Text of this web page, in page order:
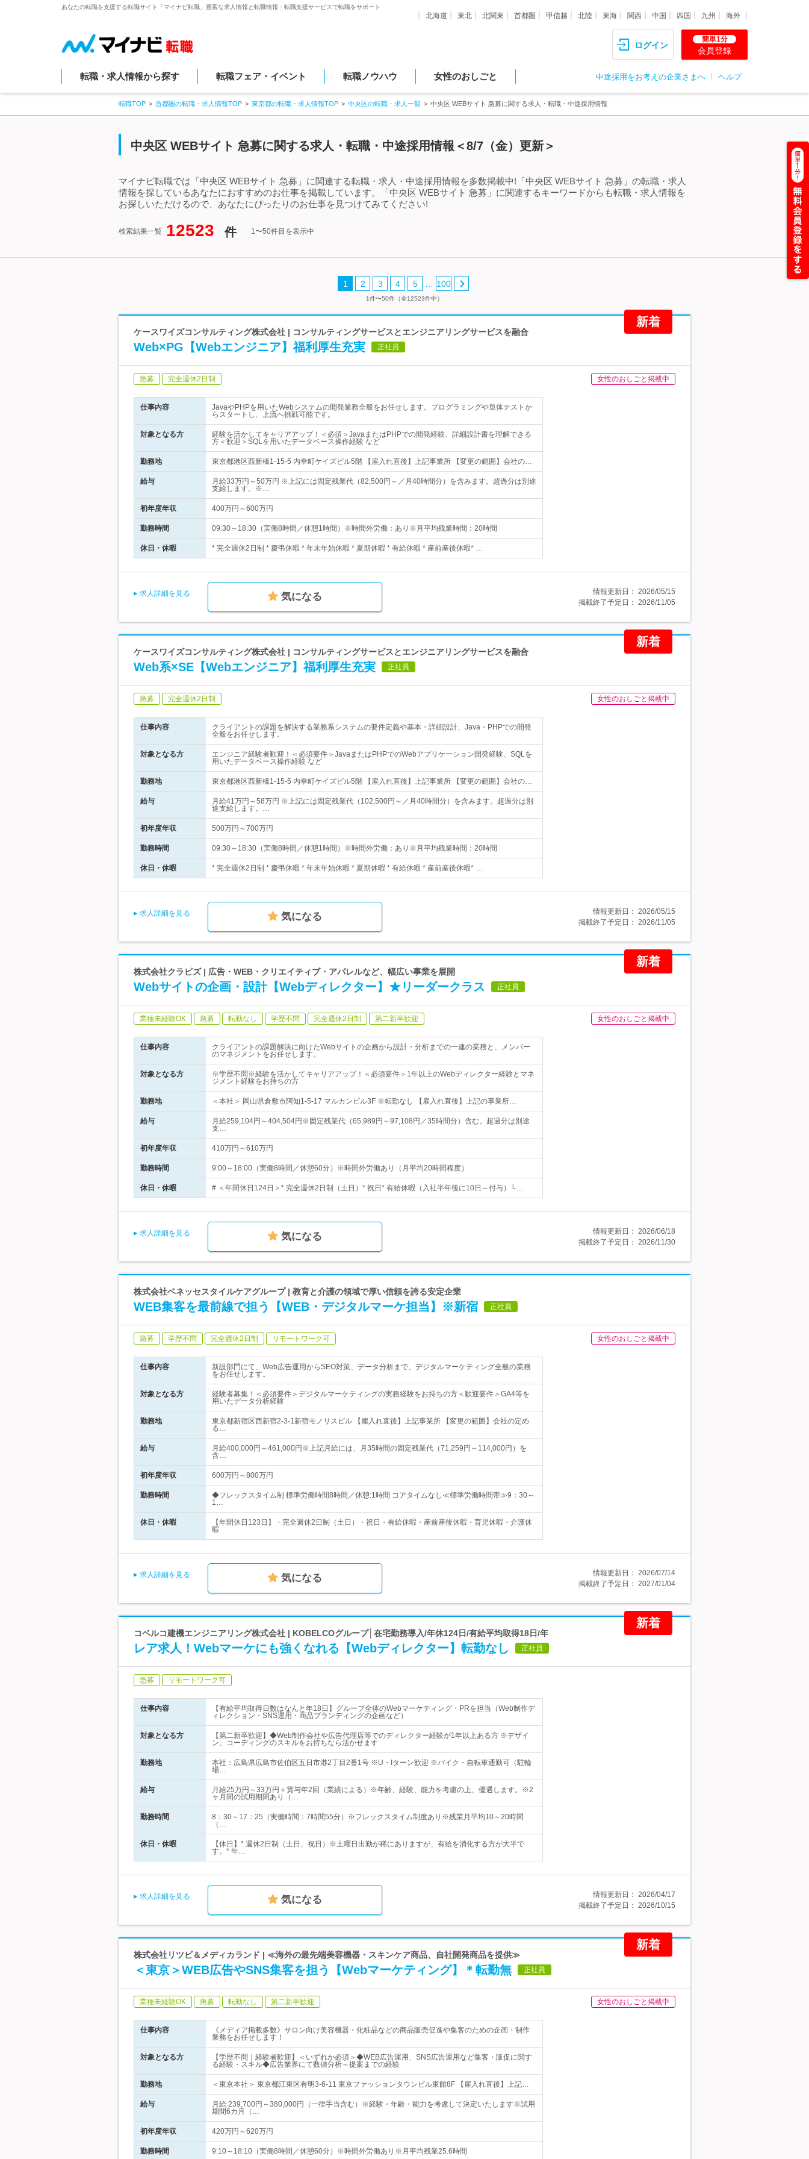
あなたの転職を支援する転職サイト「マイナビ転職」豊富な求人情報と転職情報・転職支援サービスで転職をサポート
北海道 東北 北関東 首都圏 甲信越 北陸 東海 関西 中国 四国 九州 海外
ログイン
簡単1分
会員登録
転職・求人情報から探す 転職フェア・イベント 転職ノウハウ 女性のおしごと 中途採用をお考えの企業さまへ ヘルプ
転職TOP 首都圏の転職・求人情報TOP 東京都の転職・求人情報TOP 中央区の転職・求人一覧 中央区 WEBサイト 急募に関する求人・転職・中途採用情報
中央区 WEBサイト 急募に関する求人・転職・中途採用情報＜8/7（金）更新＞
マイナビ転職では「中央区 WEBサイト 急募」に関連する転職・求人・中途採用情報を多数掲載中!「中央区 WEBサイト 急募」の転職・求人
情報を探しているあなたにおすすめのお仕事を掲載しています。「中央区 WEBサイト 急募」に関連するキーワードからも転職・求人情報を
お探しいただけるので、あなたにぴったりのお仕事を見つけてみてください!
検索結果一覧 12523 件 1〜50件目を表示中
1 2 3 4 5 100
1件〜50件（全12523件中）
新着
ケースワイズコンサルティング株式会社 | コンサルティングサービスとエンジニアリングサービスを融合
Web×PG【Webエンジニア】福利厚生充実 正社員
急募 完全週休2日制 女性のおしごと掲載中
仕事内容
JavaやPHPを用いたWebシステムの開発業務全般をお任せします。プログラミングや単体テストか
らスタートし、上流へ挑戦可能です。
対象となる方
経験を活かしてキャリアアップ！＜必須＞JavaまたはPHPでの開発経験、詳細設計書を理解できる
方＜歓迎＞SQLを用いたデータベース操作経験 など
勤務地 東京都港区西新橋1-15-5 内幸町ケイズビル5階 【雇入れ直後】上記事業所 【変更の範囲】会社の…
給与
月給33万円～50万円 ※上記には固定残業代（82,500円～／月40時間分）を含みます。超過分は別途
支給します。※…
初年度年収 400万円～600万円
勤務時間 09:30～18:30（実働8時間／休憩1時間）※時間外労働：あり※月平均残業時間：20時間
休日・休暇 * 完全週休2日制 * 慶弔休暇 * 年末年始休暇 * 夏期休暇 * 有給休暇 * 産前産後休暇* …
求人詳細を見る 気になる 情報更新日： 2026/05/15
掲載終了予定日： 2026/11/05
新着
ケースワイズコンサルティング株式会社 | コンサルティングサービスとエンジニアリングサービスを融合
Web系×SE【Webエンジニア】福利厚生充実 正社員
急募 完全週休2日制 女性のおしごと掲載中
仕事内容
クライアントの課題を解決する業務系システムの要件定義や基本・詳細設計、Java・PHPでの開発
全般をお任せします。
対象となる方
エンジニア経験者歓迎！＜必須要件＞JavaまたはPHPでのWebアプリケーション開発経験、SQLを
用いたデータベース操作経験 など
勤務地 東京都港区西新橋1-15-5 内幸町ケイズビル5階 【雇入れ直後】上記事業所 【変更の範囲】会社の…
給与
月給41万円～58万円 ※上記には固定残業代（102,500円～／月40時間分）を含みます。超過分は別
途支給します。…
初年度年収 500万円～700万円
勤務時間 09:30～18:30（実働8時間／休憩1時間）※時間外労働：あり※月平均残業時間：20時間
休日・休暇 * 完全週休2日制 * 慶弔休暇 * 年末年始休暇 * 夏期休暇 * 有給休暇 * 産前産後休暇* …
求人詳細を見る 気になる 情報更新日： 2026/05/15
掲載終了予定日： 2026/11/05
新着
株式会社クラビズ | 広告・WEB・クリエイティブ・アパレルなど、幅広い事業を展開
Webサイトの企画・設計【Webディレクター】★リーダークラス 正社員
業種未経験OK 急募 転勤なし 学歴不問 完全週休2日制 第二新卒歓迎 女性のおしごと掲載中
仕事内容
クライアントの課題解決に向けたWebサイトの企画から設計・分析までの一連の業務と、メンバー
のマネジメントをお任せします。
対象となる方
※学歴不問※経験を活かしてキャリアアップ！＜必須要件＞1年以上のWebディレクター経験とマネ
ジメント経験をお持ちの方
勤務地 ＜本社＞ 岡山県倉敷市阿知1-5-17 マルカンビル3F ※転勤なし 【雇入れ直後】上記の事業所…
給与
月給259,104円～404,504円※固定残業代（65,989円～97,108円／35時間分）含む。超過分は別途
支…
初年度年収 410万円～610万円
勤務時間 9:00～18:00（実働8時間／休憩60分）※時間外労働あり（月平均20時間程度）
休日・休暇 # ＜年間休日124日＞* 完全週休2日制（土日）* 祝日* 有給休暇（入社半年後に10日～付与）└…
求人詳細を見る 気になる 情報更新日： 2026/06/18
掲載終了予定日： 2026/11/30
株式会社ベネッセスタイルケアグループ | 教育と介護の領域で厚い信頼を誇る安定企業
WEB集客を最前線で担う【WEB・デジタルマーケ担当】※新宿 正社員
急募 学歴不問 完全週休2日制 リモートワーク可 女性のおしごと掲載中
仕事内容
新設部門にて、Web広告運用からSEO対策、データ分析まで、デジタルマーケティング全般の業務
をお任せします。
対象となる方
経験者募集！＜必須要件＞デジタルマーケティングの実務経験をお持ちの方＜歓迎要件＞GA4等を
用いたデータ分析経験
勤務地
東京都新宿区西新宿2-3-1新宿モノリスビル 【雇入れ直後】上記事業所 【変更の範囲】会社の定め
る…
給与
月給400,000円～461,000円※上記月給には、月35時間の固定残業代（71,259円～114,000円）を
含…
初年度年収 600万円～800万円
勤務時間
◆フレックスタイム制 標準労働時間8時間／休憩:1時間 コアタイムなし≪標準労働時間帯≫9：30～
1…
休日・休暇
【年間休日123日】・完全週休2日制（土日）・祝日・有給休暇・産前産後休暇・育児休暇・介護休
暇
求人詳細を見る 気になる 情報更新日： 2026/07/14
掲載終了予定日： 2027/01/04
新着
コベルコ建機エンジニアリング株式会社 | KOBELCOグループ│在宅勤務導入/年休124日/有給平均取得18日/年
レア求人！Webマーケにも強くなれる【Webディレクター】転勤なし 正社員
急募 リモートワーク可
仕事内容
【有給平均取得日数はなんと年18日】グループ全体のWebマーケティング・PRを担当（Web制作デ
ィレクション・SNS運用・商品ブランディングの企画など）
対象となる方
【第二新卒歓迎】◆Web制作会社や広告代理店等でのディレクター経験が1年以上ある方 ※デザイ
ン、コーディングのスキルをお持ちなら活かせます
勤務地
本社：広島県広島市佐伯区五日市港2丁目2番1号 ※U・Iターン歓迎 ※バイク・自転車通勤可（駐輪
場…
給与
月給25万円～33万円＋賞与年2回（業績による）※年齢、経験、能力を考慮の上、優遇します。※2
ヶ月間の試用期間あり（…
勤務時間
8：30～17：25（実働時間：7時間55分）※フレックスタイム制度あり※残業月平均10～20時間
（…
休日・休暇
【休日】* 週休2日制（土日、祝日）※土曜日出勤が稀にありますが、有給を消化する方が大半で
す。* 年…
求人詳細を見る 気になる 情報更新日： 2026/04/17
掲載終了予定日： 2026/10/15
新着
株式会社リツビ＆メディカランド | ≪海外の最先端美容機器・スキンケア商品、自社開発商品を提供≫
＜東京＞WEB広告やSNS集客を担う【Webマーケティング】＊転勤無 正社員
業種未経験OK 急募 転勤なし 第二新卒歓迎 女性のおしごと掲載中
仕事内容
《メディア掲載多数》サロン向け美容機器・化粧品などの商品販売促進や集客のための企画・制作
業務をお任せします！
対象となる方
【学歴不問｜経験者歓迎】＜いずれか必須＞◆WEB広告運用、SNS広告運用など集客・販促に関す
る経験・スキル◆広告業界にて数値分析～提案までの経験
勤務地 ＜東京本社＞ 東京都江東区有明3-6-11 東京ファッションタウンビル東館8F 【雇入れ直後】上記…
給与
月給 239,700円～380,000円（一律手当含む）※経験・年齢・能力を考慮して決定いたします※試用
期間6カ月（…
初年度年収 420万円～620万円
勤務時間 9:10～18:10（実働8時間／休憩60分）※時間外労働あり※月平均残業25.6時間